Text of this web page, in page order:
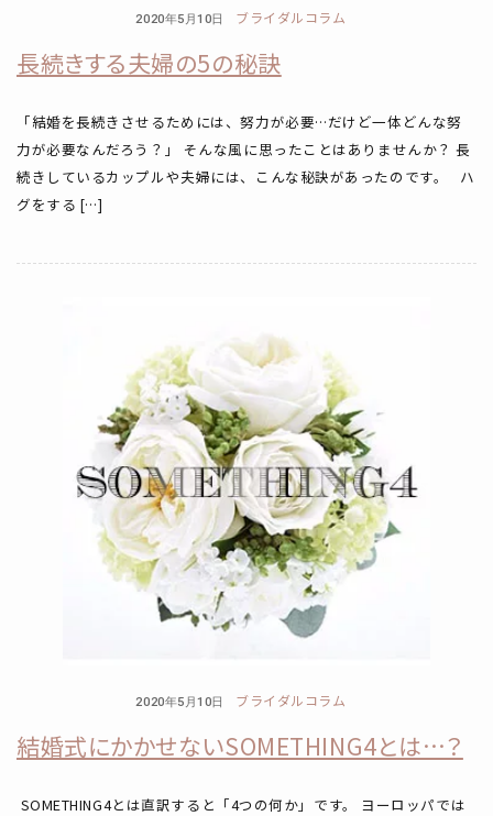
2020年5月10日 ブライダルコラム
長続きする夫婦の5の秘訣
「結婚を長続きさせるためには、努力が必要…だけど一体どんな努
力が必要なんだろう？」 そんな風に思ったことはありませんか？ 長
続きしているカップルや夫婦には、こんな秘訣があったのです。 ハ
グをする […]
2020年5月10日 ブライダルコラム
結婚式にかかせないSOMETHING4とは…？
SOMETHING4とは直訳すると「4つの何か」です。 ヨーロッパでは